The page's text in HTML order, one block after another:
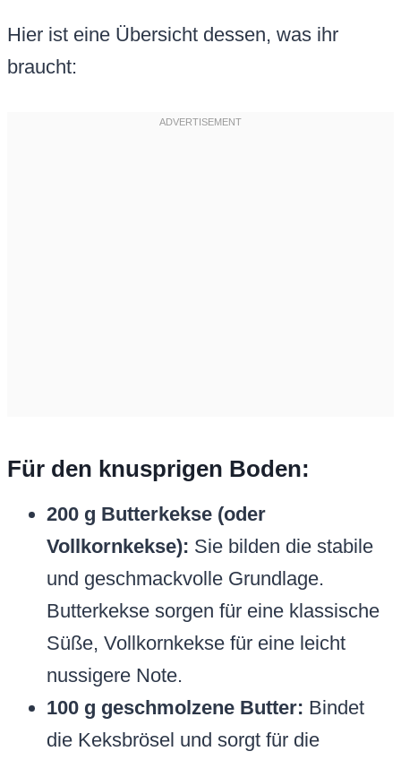
Hier ist eine Übersicht dessen, was ihr
braucht:
Für den knusprigen Boden:
200 g Butterkekse (oder
Vollkornkekse): Sie bilden die stabile
und geschmackvolle Grundlage.
Butterkekse sorgen für eine klassische
Süße, Vollkornkekse für eine leicht
nussigere Note.
100 g geschmolzene Butter: Bindet
die Keksbrösel und sorgt für die